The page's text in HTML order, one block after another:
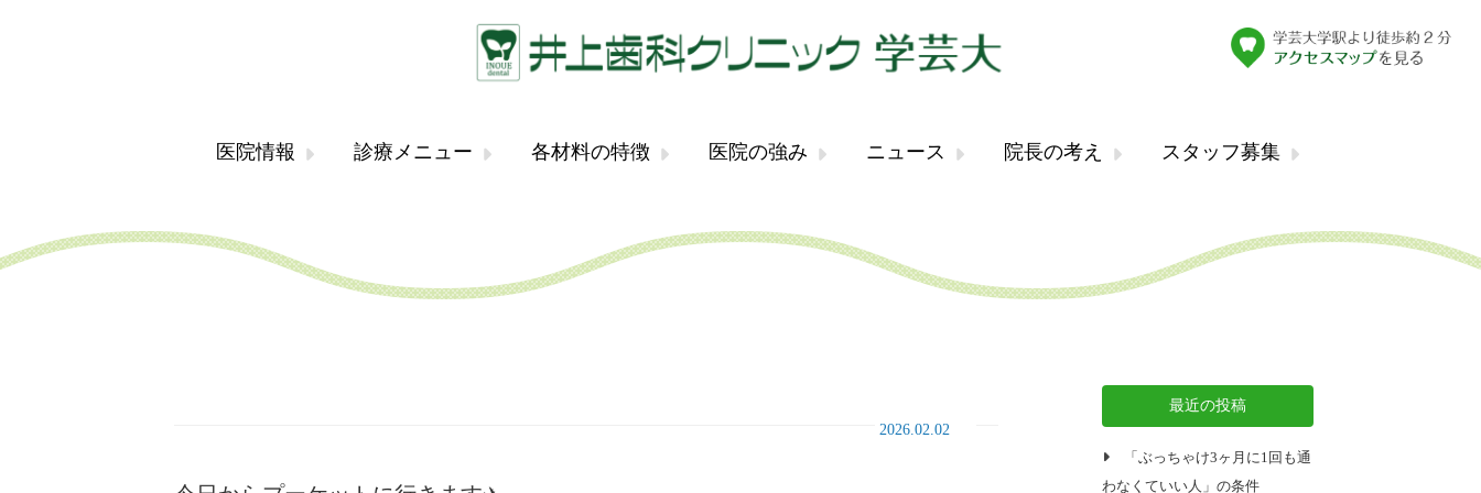
医院情報 診療メニュー 各材料の特徴 医院の強み ニュース 院長の考え スタッフ募集
2026.02.02
最近の投稿
「ぶっちゃけ3ヶ月に1回も通
わなくていい人」の条件